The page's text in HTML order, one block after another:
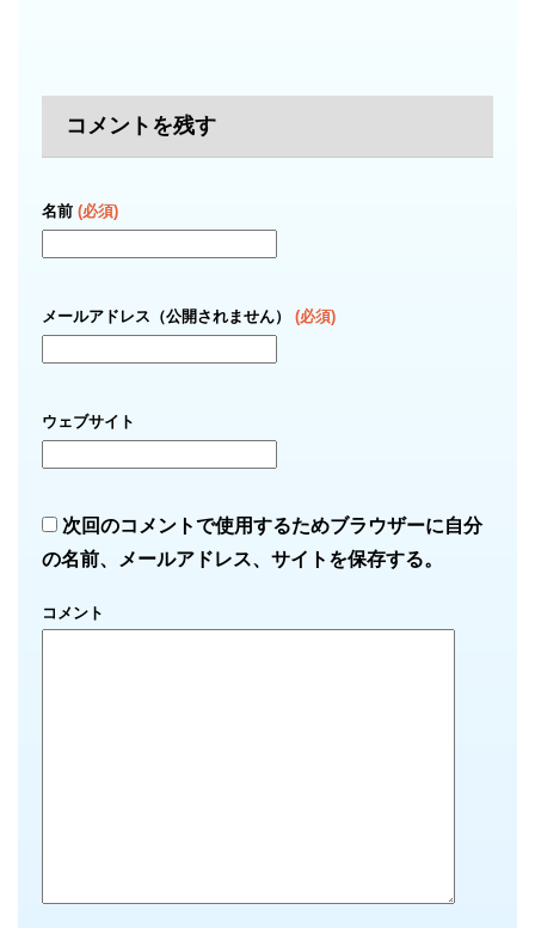
コメントを残す
名前 (必須)
メールアドレス（公開されません） (必須)
ウェブサイト
次回のコメントで使用するためブラウザーに自分
の名前、メールアドレス、サイトを保存する。
コメント